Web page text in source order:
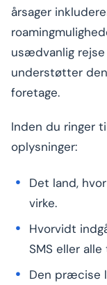
årsager
usædvanlig
understøtter
foretage.
Inden du ringer
oplysninger:
Det land,
virke.
Hvorvidt
SMS eller
Den præcise